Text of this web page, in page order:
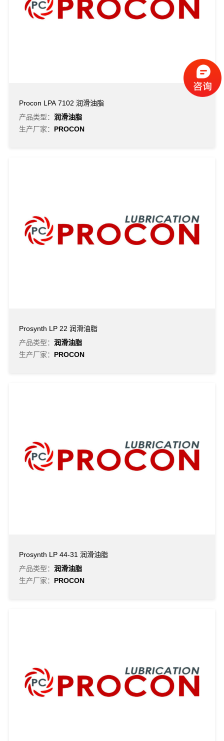
Procon LPA 7102 润滑油脂
产品类型： 润滑油脂
生产厂家： PROCON
Prosynth LP 22 润滑油脂
产品类型： 润滑油脂
生产厂家： PROCON
Prosynth LP 44-31 润滑油脂
产品类型： 润滑油脂
生产厂家： PROCON